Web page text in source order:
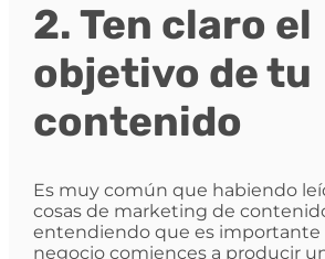
2. Ten claro el
objetivo de tu
contenido
Es muy común que habiendo
cosas de marketing de
entendiendo que es importante
negocio comiences a producir